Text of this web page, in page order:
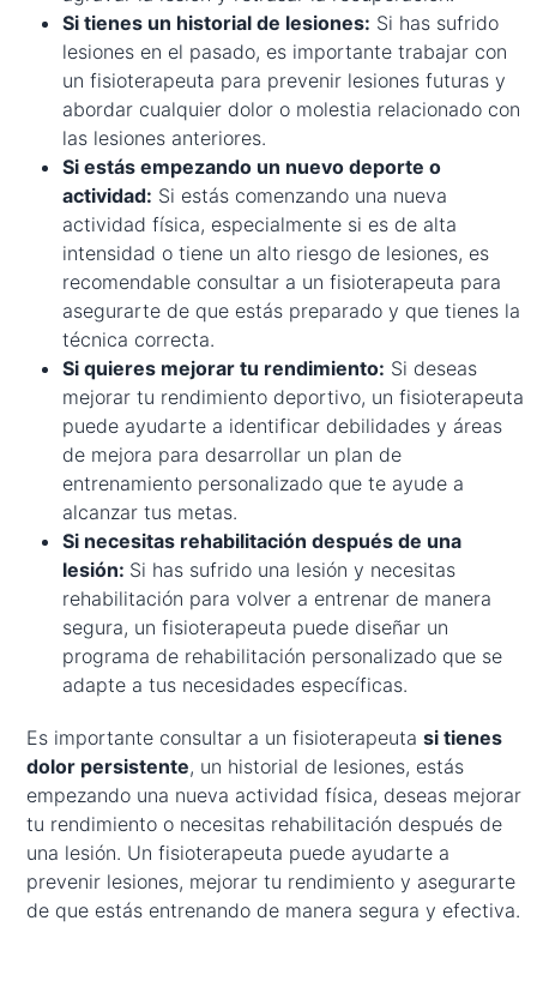
Si tienes un historial de lesiones: Si has sufrido
lesiones en el pasado, es importante trabajar con
un fisioterapeuta para prevenir lesiones futuras y
abordar cualquier dolor o molestia relacionado con
las lesiones anteriores.
Si estás empezando un nuevo deporte o
actividad: Si estás comenzando una nueva
actividad física, especialmente si es de alta
intensidad o tiene un alto riesgo de lesiones, es
recomendable consultar a un fisioterapeuta para
asegurarte de que estás preparado y que tienes la
técnica correcta.
Si quieres mejorar tu rendimiento: Si deseas
mejorar tu rendimiento deportivo, un fisioterapeuta
puede ayudarte a identificar debilidades y áreas
de mejora para desarrollar un plan de
entrenamiento personalizado que te ayude a
alcanzar tus metas.
Si necesitas rehabilitación después de una
lesión: Si has sufrido una lesión y necesitas
rehabilitación para volver a entrenar de manera
segura, un fisioterapeuta puede diseñar un
programa de rehabilitación personalizado que se
adapte a tus necesidades específicas.
Es importante consultar a un fisioterapeutasi tienes
dolor persistente, un historial de lesiones, estás
empezando una nueva actividad física, deseas mejorar
tu rendimiento o necesitas rehabilitación después de
una lesión. Un fisioterapeuta puede ayudarte a
prevenir lesiones, mejorar tu rendimiento y asegurarte
de que estás entrenando de manera segura y efectiva.